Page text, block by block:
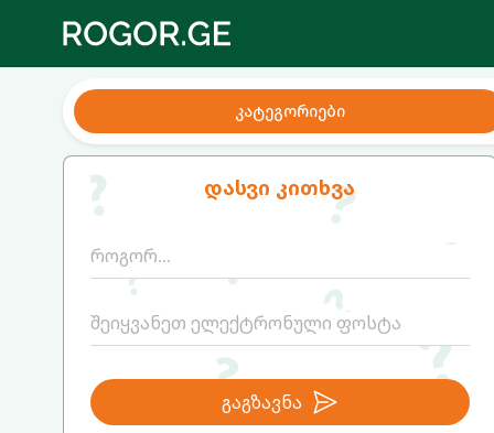
კატეგორიები
დასვი კითხვა
გაგზავნა